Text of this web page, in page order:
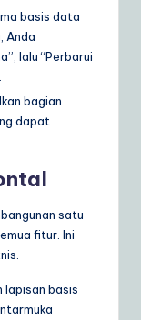
basis data
Anda
lalu “Perbarui
bagian
dapat
satu
fitur. Ini
lapisan basis